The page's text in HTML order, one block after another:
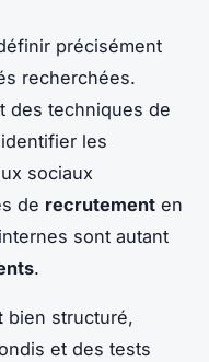
précisément
recherchées.
des techniques de
les
sociaux
de recrutement en
sont autant
.
bien structuré,
et des tests